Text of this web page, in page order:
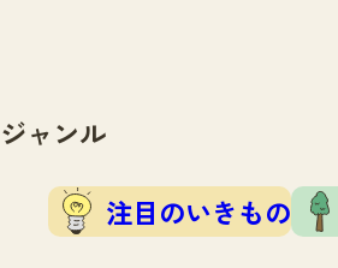
ジャンル
注目のいきもの